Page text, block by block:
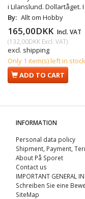
i Lilanslund. Dollartåget.
By: Allt om Hobby
165,00DKK Incl. VAT
(132,00DKK Excl. VAT)
excl. shipping
Only 1 item(s) left in stock
ADD TO CART
INFORMATION
Personal data policy
Shipment, Payment,
About På Sporet
Contact us
IMPORTANT GENERAL
Schreiben Sie eine
SiteMap